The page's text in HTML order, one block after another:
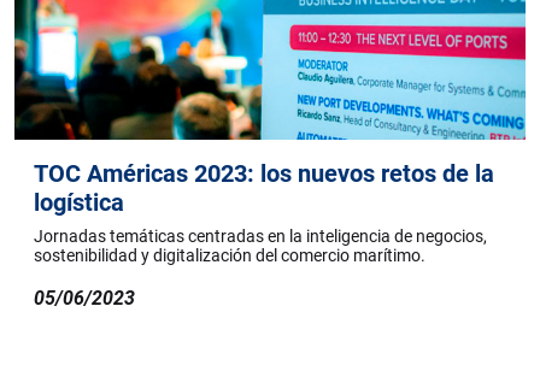
TOC Américas 2023: los nuevos retos de la
logística
Jornadas temáticas centradas en la inteligencia de negocios,
sostenibilidad y digitalización del comercio marítimo.
05/06/2023